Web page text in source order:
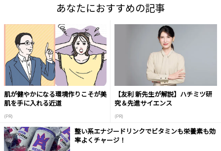
あなたにおすすめの記事
肌が健やかになる環境作りこそが美
肌を手に入れる近道
(PR)
【友利 新先生が解説】ハチミツ研
究＆先進サイエンス
(PR)
整い系エナジードリンクでビタミンも栄養素も効
率よくチャージ！